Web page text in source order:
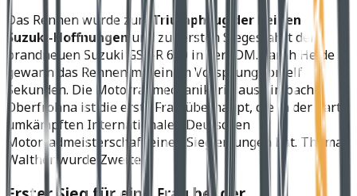
Das Rennen wurde zumTriumphzug der beiden
Suzuki-Hoffnungenund zur ersten Siegesfahrt der
brandneuen Suzuki GSX-R 600 in der IDM. Sarah Heide
gewann das Rennen mit einem Vorsprung von elf
Sekunden. Die Motorradmechanikerin aus Limbach-
Oberfrohna ist die erste Frau überhaupt, die in der hart
umkämpften Internationalen Deutschen
Motorradmeisterschaft einen Sieg errungen hat. Thomas
Walther wurde Zweiter.